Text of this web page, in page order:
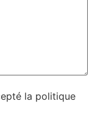
la politique